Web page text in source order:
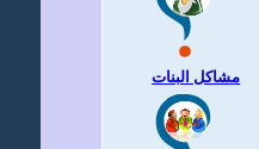
مشاكل البنات